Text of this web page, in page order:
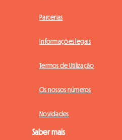
Parcerias
Informações legais
Termos de Utilização
Os nossos números
Novidades
Saber mais